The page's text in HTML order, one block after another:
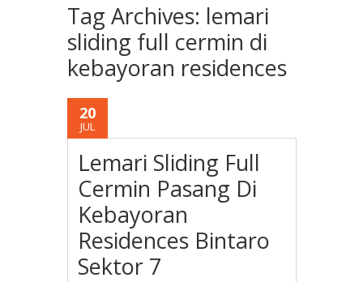
Tag Archives: lemari
sliding full cermin di
kebayoran residences
20
JUL
Lemari Sliding Full
Cermin Pasang Di
Kebayoran
Residences Bintaro
Sektor 7